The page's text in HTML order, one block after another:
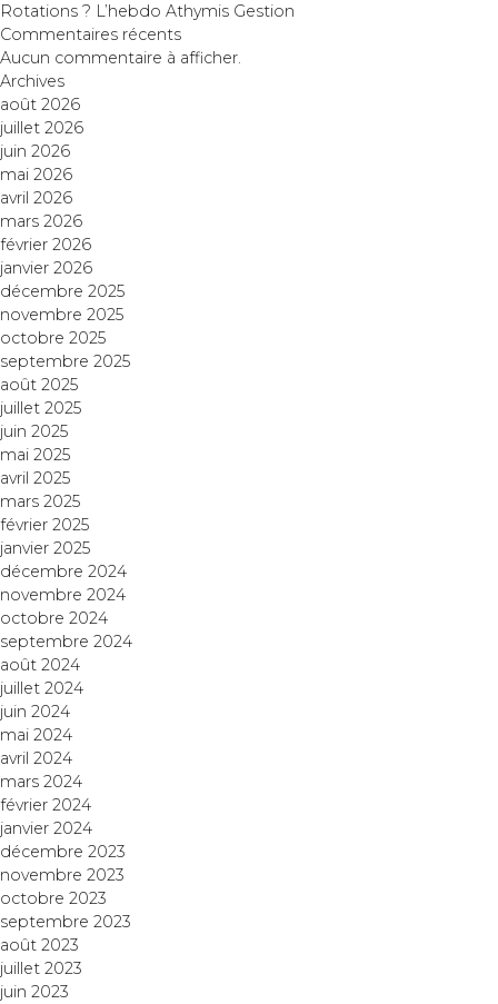
Rotations ? L’hebdo Athymis Gestion
Commentaires récents
Aucun commentaire à afficher.
Archives
août 2026
juillet 2026
juin 2026
mai 2026
avril 2026
mars 2026
février 2026
janvier 2026
décembre 2025
novembre 2025
octobre 2025
septembre 2025
août 2025
juillet 2025
juin 2025
mai 2025
avril 2025
mars 2025
février 2025
janvier 2025
décembre 2024
novembre 2024
octobre 2024
septembre 2024
août 2024
juillet 2024
juin 2024
mai 2024
avril 2024
mars 2024
février 2024
janvier 2024
décembre 2023
novembre 2023
octobre 2023
septembre 2023
août 2023
juillet 2023
juin 2023